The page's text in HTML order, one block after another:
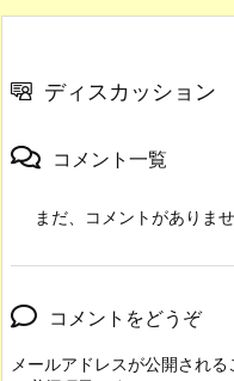
ディスカッション
コメント一覧
まだ、コメントがありま
コメントをどうぞ
メールアドレスが公開される